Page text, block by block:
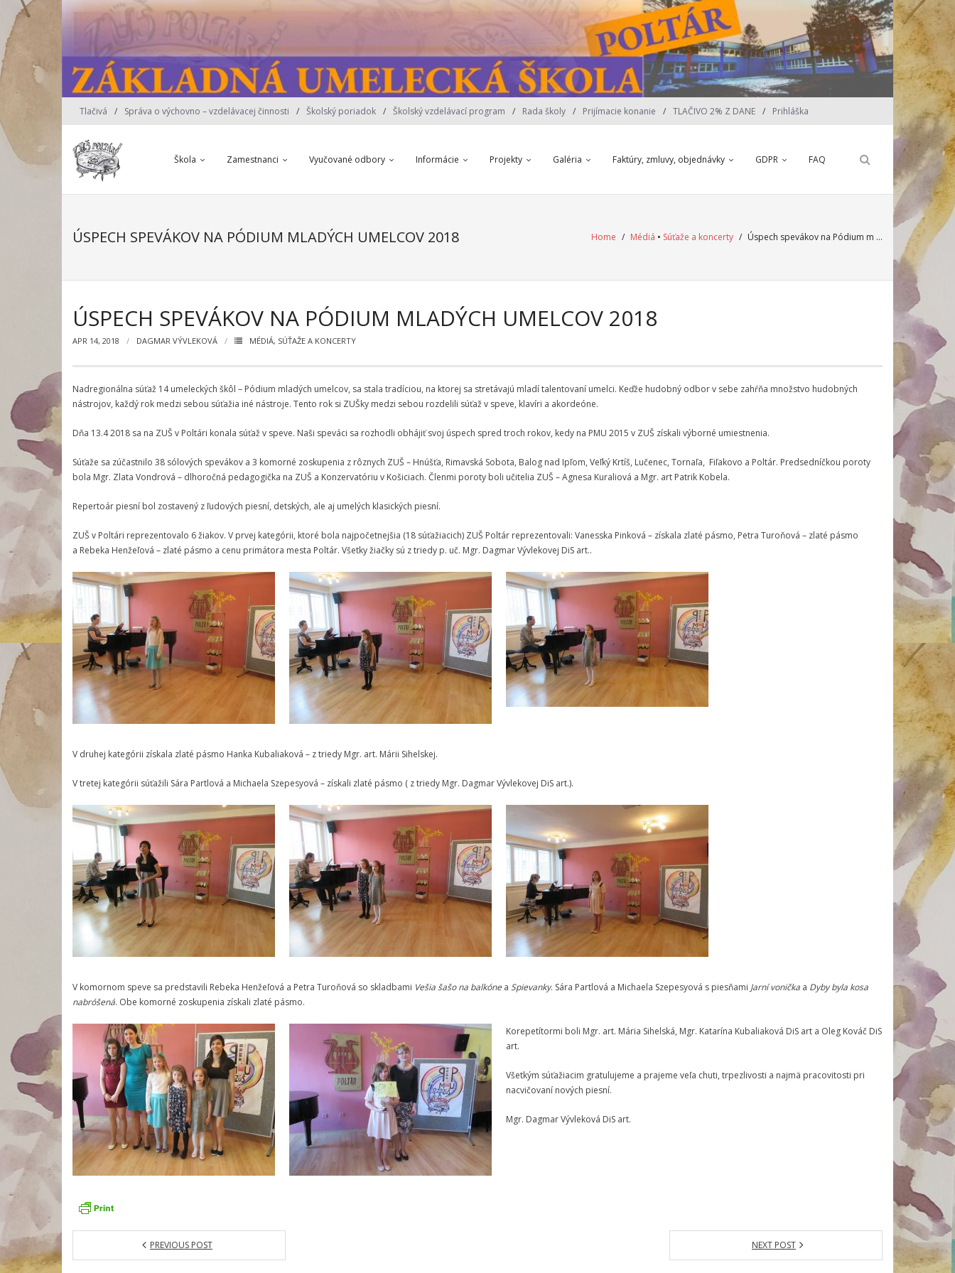
Tlačivá Správa o výchovno – vzdelávacej činnosti Školský poriadok Školský vzdelávací program Rada školy Prijímacie konanie TLAČIVO 2% Z DANE Prihláška
Škola Zamestnanci Vyučované odbory Informácie Projekty Galéria Faktúry, zmluvy, objednávky GDPR FAQ
ÚSPECH SPEVÁKOV NA PÓDIUM MLADÝCH UMELCOV 2018 Home / Médiá • Súťaže a koncerty / Úspech spevákov na Pódium m …
ÚSPECH SPEVÁKOV NA PÓDIUM MLADÝCH UMELCOV 2018
APR 14, 2018 DAGMAR VÝVLEKOVÁ MÉDIÁ, SÚŤAŽE A KONCERTY
Nadregionálna súťaž 14 umeleckých škôl – Pódium mladých umelcov, sa stala tradíciou, na ktorej sa stretávajú mladí talentovaní umelci. Keďže hudobný odbor v sebe zahŕňa množstvo hudobných
nástrojov, každý rok medzi sebou súťažia iné nástroje. Tento rok si ZUŠky medzi sebou rozdelili súťaž v speve, klavíri a akordeóne.
Dňa 13.4 2018 sa na ZUŠ v Poltári konala súťaž v speve. Naši speváci sa rozhodli obhájiť svoj úspech spred troch rokov, kedy na PMU 2015 v ZUŠ získali výborné umiestnenia.
Súťaže sa zúčastnilo 38 sólových spevákov a 3 komorné zoskupenia z rôznych ZUŠ – Hnúšťa, Rimavská Sobota, Balog nad Ipľom, Veľký Krtíš, Lučenec, Tornaľa, Fiľakovo a Poltár. Predsedníčkou poroty
bola Mgr. Zlata Vondrová – dlhoročná pedagogička na ZUŠ a Konzervatóriu v Košiciach. Členmi poroty boli učitelia ZUŠ – Agnesa Kuraliová a Mgr. art Patrik Kobela.
Repertoár piesní bol zostavený z ľudových piesní, detských, ale aj umelých klasických piesní.
ZUŠ v Poltári reprezentovalo 6 žiakov. V prvej kategórii, ktoré bola najpočetnejšia (18 súťažiacich) ZUŠ Poltár reprezentovali: Vanesska Pinková – získala zlaté pásmo, Petra Turoňová – zlaté pásmo
a Rebeka Henžeľová – zlaté pásmo a cenu primátora mesta Poltár. Všetky žiačky sú z triedy p. uč. Mgr. Dagmar Vývlekovej DiS art..
V druhej kategórii získala zlaté pásmo Hanka Kubaliaková – z triedy Mgr. art. Márii Sihelskej.
V tretej kategórii súťažili Sára Partlová a Michaela Szepesyová – získali zlaté pásmo ( z triedy Mgr. Dagmar Vývlekovej DiS art.).
V komornom speve sa predstavili Rebeka Henžeľová a Petra Turoňová so skladbami Vešia šašo na balkóne a Spievanky. Sára Partlová a Michaela Szepesyová s piesňami Jarní vonička a Dyby byla kosa
nabróšená. Obe komorné zoskupenia získali zlaté pásmo.
Korepetítormi boli Mgr. art. Mária Sihelská, Mgr. Katarína Kubaliaková DiS art a Oleg Kováč DiS
art.
Všetkým súťažiacim gratulujeme a prajeme veľa chuti, trpezlivosti a najmä pracovitosti pri
nacvičovaní nových piesní.
Mgr. Dagmar Vývleková DiS art.
PREVIOUS POST NEXT POST